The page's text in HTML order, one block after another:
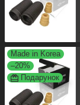
Made in Korea
–20%
Подарунок